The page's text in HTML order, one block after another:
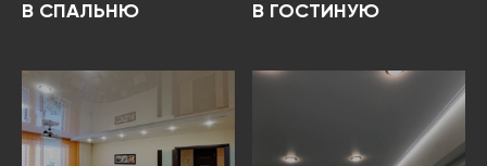
В СПАЛЬНЮ
В ГОСТИНУЮ